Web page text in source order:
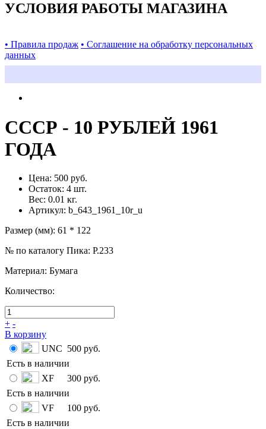
УСЛОВИЯ РАБОТЫ МАГАЗИНА
• Правила продаж • Соглашение на обработку персональных
данных
СССР - 10 РУБЛЕЙ 1961
ГОДА
Цена: 500 руб.
Остаток: 4 шт.
Вес: 0.01 кг.
Артикул: b_643_1961_10r_u
Размер (мм): 61 * 122
№ по каталогу Пика: P.233
Материал: Бумага
Количество:
+ -
В корзину
UNC 500 руб.
Есть в наличии
XF
300 руб.
Есть в наличии
VF
100 руб.
Есть в наличии